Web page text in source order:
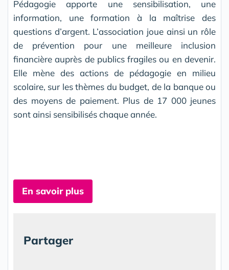
Pédagogie apporte une sensibilisation, une
information, une formation à la maîtrise des
questions d’argent. L’association joue ainsi un rôle
de prévention pour une meilleure inclusion
financière auprès de publics fragiles ou en devenir.
Elle mène des actions de pédagogie en milieu
scolaire, sur les thèmes du budget, de la banque ou
des moyens de paiement. Plus de 17 000 jeunes
sont ainsi sensibilisés chaque année.
En savoir plus
Partager